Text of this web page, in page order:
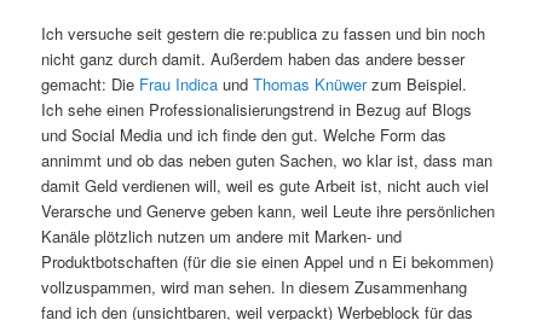
Ich versuche seit gestern die re:publica zu fassen und bin noch
nicht ganz durch damit. Außerdem haben das andere besser
gemacht: Die Frau Indica undThomas Knüwerzum Beispiel.
Ich sehe einen Professionalisierungstrend in Bezug auf Blogs
und Social Media und ich finde den gut. Welche Form das
annimmt und ob das neben guten Sachen, wo klar ist, dass man
damit Geld verdienen will, weil es gute Arbeit ist, nicht auch viel
Verarsche und Generve geben kann, weil Leute ihre persönlichen
Kanäle plötzlich nutzen um andere mit Marken- und
Produktbotschaften (für die sie einen Appel und n Ei bekommen)
vollzuspammen, wird man sehen. In diesem Zusammenhang
fand ich den (unsichtbaren, weil verpackt) Werbeblock für das